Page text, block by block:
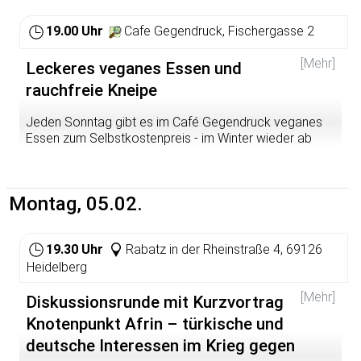
Marion Müller. Sie beschäftigt sich aktuell mit den
Themen Soziologie der Schwangerschaft und Geburt,
Geschlechtersoziologie und qualitativen Methoden.
19.00 Uhr Cafe Gegendruck, Fischergasse 2
[Mehr]
Leckeres veganes Essen und
rauchfreie Kneipe
Jeden Sonntag gibt es im Café Gegendruck veganes
Essen zum Selbstkostenpreis - im Winter wieder ab
Montag, 05.02.
19.30 Uhr
Rabatz in der Rheinstraße 4, 69126
Heidelberg
[Mehr]
Diskussionsrunde mit Kurzvortrag
Knotenpunkt Afrin – türkische und
deutsche Interessen im Krieg gegen